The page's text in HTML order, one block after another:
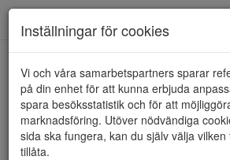
HEM HANDSK KOMPANIET
Inställningar för cookies
Vi och våra samarbetspartners sparar
på din enhet för att kunna erbjuda
spara besöksstatistik och för att
marknadsföring. Utöver nödvändiga
sida ska fungera, kan du själv välja
tillåta.